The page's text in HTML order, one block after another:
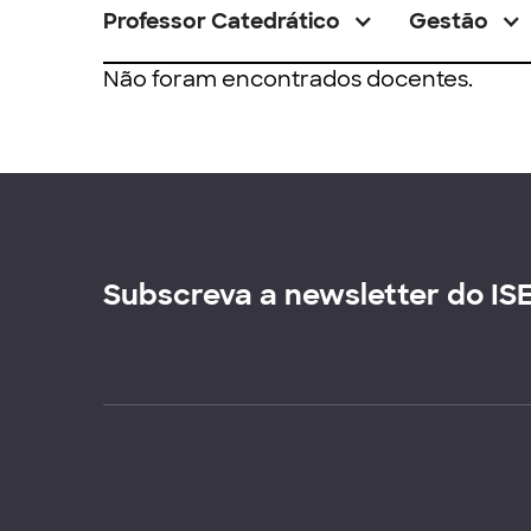
Professor Catedrático Gestão
Não foram encontrados docentes.
Subscreva a newsletter do